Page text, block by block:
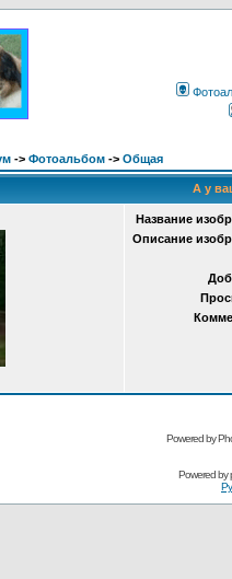
-> Фотоальбом -> Общая
А у
Название
Описание
Powered by
Powered by